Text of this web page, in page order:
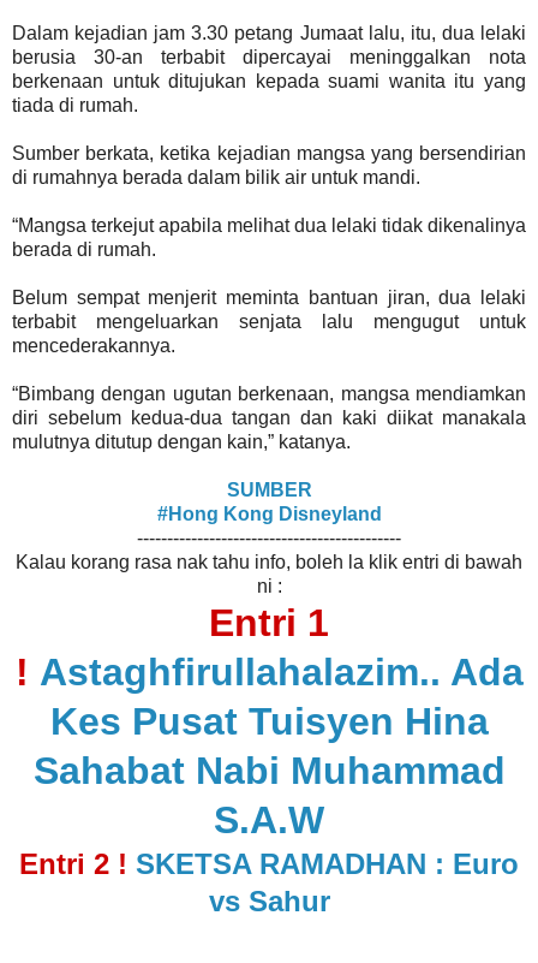
Dalam kejadian jam 3.30 petang Jumaat lalu, itu, dua lelaki
berusia 30-an terbabit dipercayai meninggalkan nota
berkenaan untuk ditujukan kepada suami wanita itu yang
tiada di rumah.
Sumber berkata, ketika kejadian mangsa yang bersendirian
di rumahnya berada dalam bilik air untuk mandi.
“Mangsa terkejut apabila melihat dua lelaki tidak dikenalinya
berada di rumah.
Belum sempat menjerit meminta bantuan jiran, dua lelaki
terbabit mengeluarkan senjata lalu mengugut untuk
mencederakannya.
“Bimbang dengan ugutan berkenaan, mangsa mendiamkan
diri sebelum kedua-dua tangan dan kaki diikat manakala
mulutnya ditutup dengan kain,” katanya.
SUMBER
#Hong Kong Disneyland
--------------------------------------------
Kalau korang rasa nak tahu info, boleh la klik entri di bawah
ni :
Entri 1
! Astaghfirullahalazim.. Ada
Kes Pusat Tuisyen Hina
Sahabat Nabi Muhammad
S.A.W
Entri 2 ! SKETSA RAMADHAN : Euro
vs Sahur